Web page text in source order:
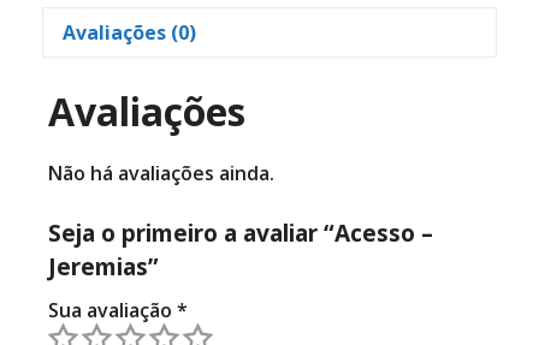
Avaliações (0)
Avaliações
Não há avaliações ainda.
Seja o primeiro a avaliar “Acesso –
Jeremias”
Sua avaliação *